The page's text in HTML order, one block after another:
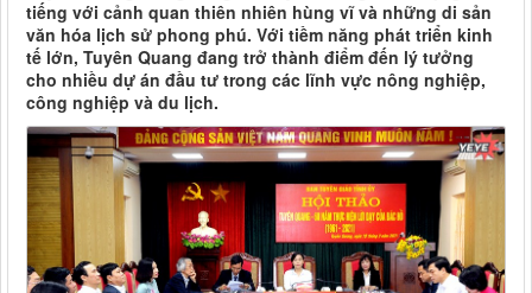
tiếng với cảnh quan thiên nhiên hùng vĩ và những di sản
văn hóa lịch sử phong phú. Với tiềm năng phát triển kinh
tế lớn, Tuyên Quang đang trở thành điểm đến lý tưởng
cho nhiều dự án đầu tư trong các lĩnh vực nông nghiệp,
công nghiệp và du lịch.